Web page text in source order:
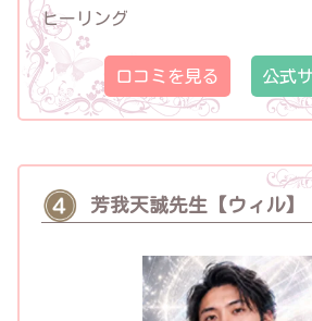
ヒーリング
口コミを見る 公式
芳我天誠先生【ウィル】